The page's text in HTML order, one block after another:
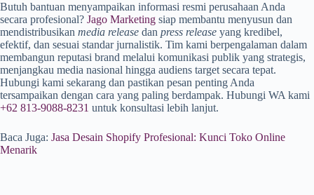
Butuh bantuan menyampaikan informasi resmi perusahaan Anda
secara profesional? Jago Marketing siap membantu menyusun dan
mendistribusikan media release dan press release yang kredibel,
efektif, dan sesuai standar jurnalistik. Tim kami berpengalaman dalam
membangun reputasi brand melalui komunikasi publik yang strategis,
menjangkau media nasional hingga audiens target secara tepat.
Hubungi kami sekarang dan pastikan pesan penting Anda
tersampaikan dengan cara yang paling berdampak. Hubungi WA kami
+62 813-9088-8231 untuk konsultasi lebih lanjut.
Baca Juga: Jasa Desain Shopify Profesional: Kunci Toko Online
Menarik